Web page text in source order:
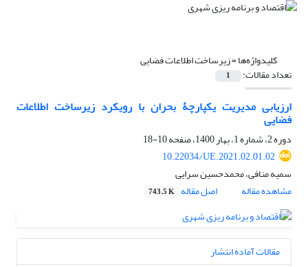
کلیدواژه‌ها =زیرساخت اطلاعات فضایی
تعداد مقالات: 1
ارزیابی مدیریت یکپارچۀ بحران با رویکرد زیرساخت اطلاعات
فضایی
دوره 2، شماره 1، بهار 1400، صفحه
10-18
10.22034/UE.2021.02.01.02
سمیه منافی، محمدحسین سرایی
مشاهده مقاله
اصل مقاله 743.5 K
مقالات آماده انتشار